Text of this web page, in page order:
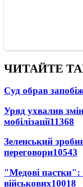
ЧИТАЙТЕ
Суд обрав
Уряд ухвалив
мобілізації11368
Зеленський
переговори10543
"Медові
військових10018